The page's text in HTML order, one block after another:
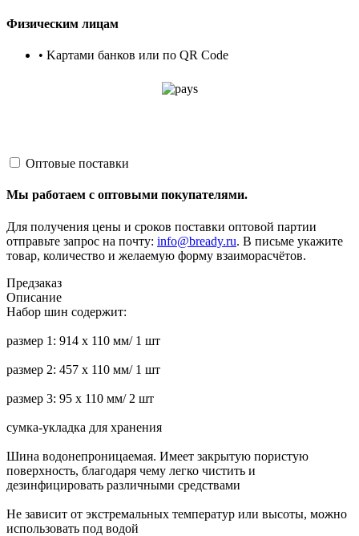
Физическим лицам
• Kартами банков или по QR Code
Оптовые поставки
Мы работаем с оптовыми покупателями.
Для получения цены и сроков поставки оптовой партии
отправьте запрос на почту: info@bready.ru. В письме укажите
товар, количество и желаемую форму взаиморасчётов.
Предзаказ
Описание
Набор шин содержит:
размер 1: 914 х 110 мм/ 1 шт
размер 2: 457 х 110 мм/ 1 шт
размер 3: 95 х 110 мм/ 2 шт
сумка-укладка для хранения
Шина водонепроницаемая. Имеет закрытую пористую
поверхность, благодаря чему легко чистить и
дезинфицировать различными средствами
Не зависит от экстремальных температур или высоты, можно
использовать под водой